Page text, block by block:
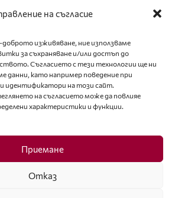
на съгласие
изживяване, ние използваме
за съхраняване и/или достъп до
Съгласието с тези технологии ще ни
данни, като например поведение при
идентификатори на този сайт.
на съгласието може да повлияе
характеристики и функции.
Приемане
Отказ